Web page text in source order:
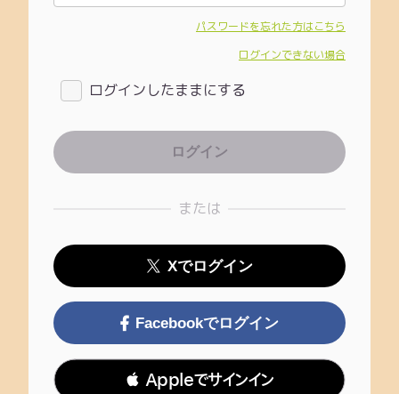
パスワードを忘れた方はこちら
ログインできない場合
ログインしたままにする
または
Xでログイン
Facebookでログイン
 Appleでサインイン